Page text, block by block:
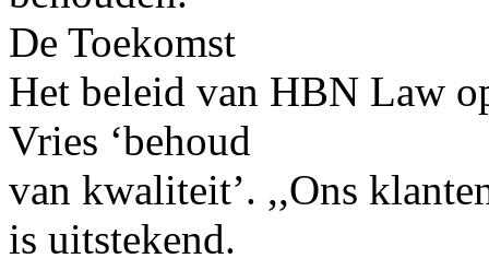
De Toekomst
Het beleid van HBN Law
Vries ‘behoud
van kwaliteit’. ,,Ons
is uitstekend.